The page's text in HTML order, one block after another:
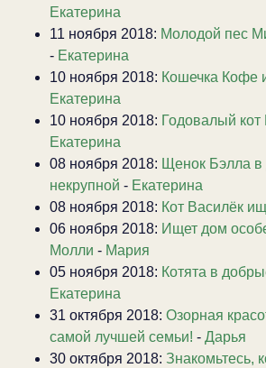
Екатерина
11 ноября 2018: Молодой пес
- Екатерина
10 ноября 2018: Кошечка Кофе
Екатерина
10 ноября 2018: Годовалый
Екатерина
08 ноября 2018: Щенок Бэлла в
некрупной - Екатерина
08 ноября 2018: Кот Василёк
06 ноября 2018: Ищет дом
Молли - Мария
05 ноября 2018: Котята в
Екатерина
31 октября 2018: Озорная
самой лучшей семьи! - Дарья
30 октября 2018: Знакомьтесь,